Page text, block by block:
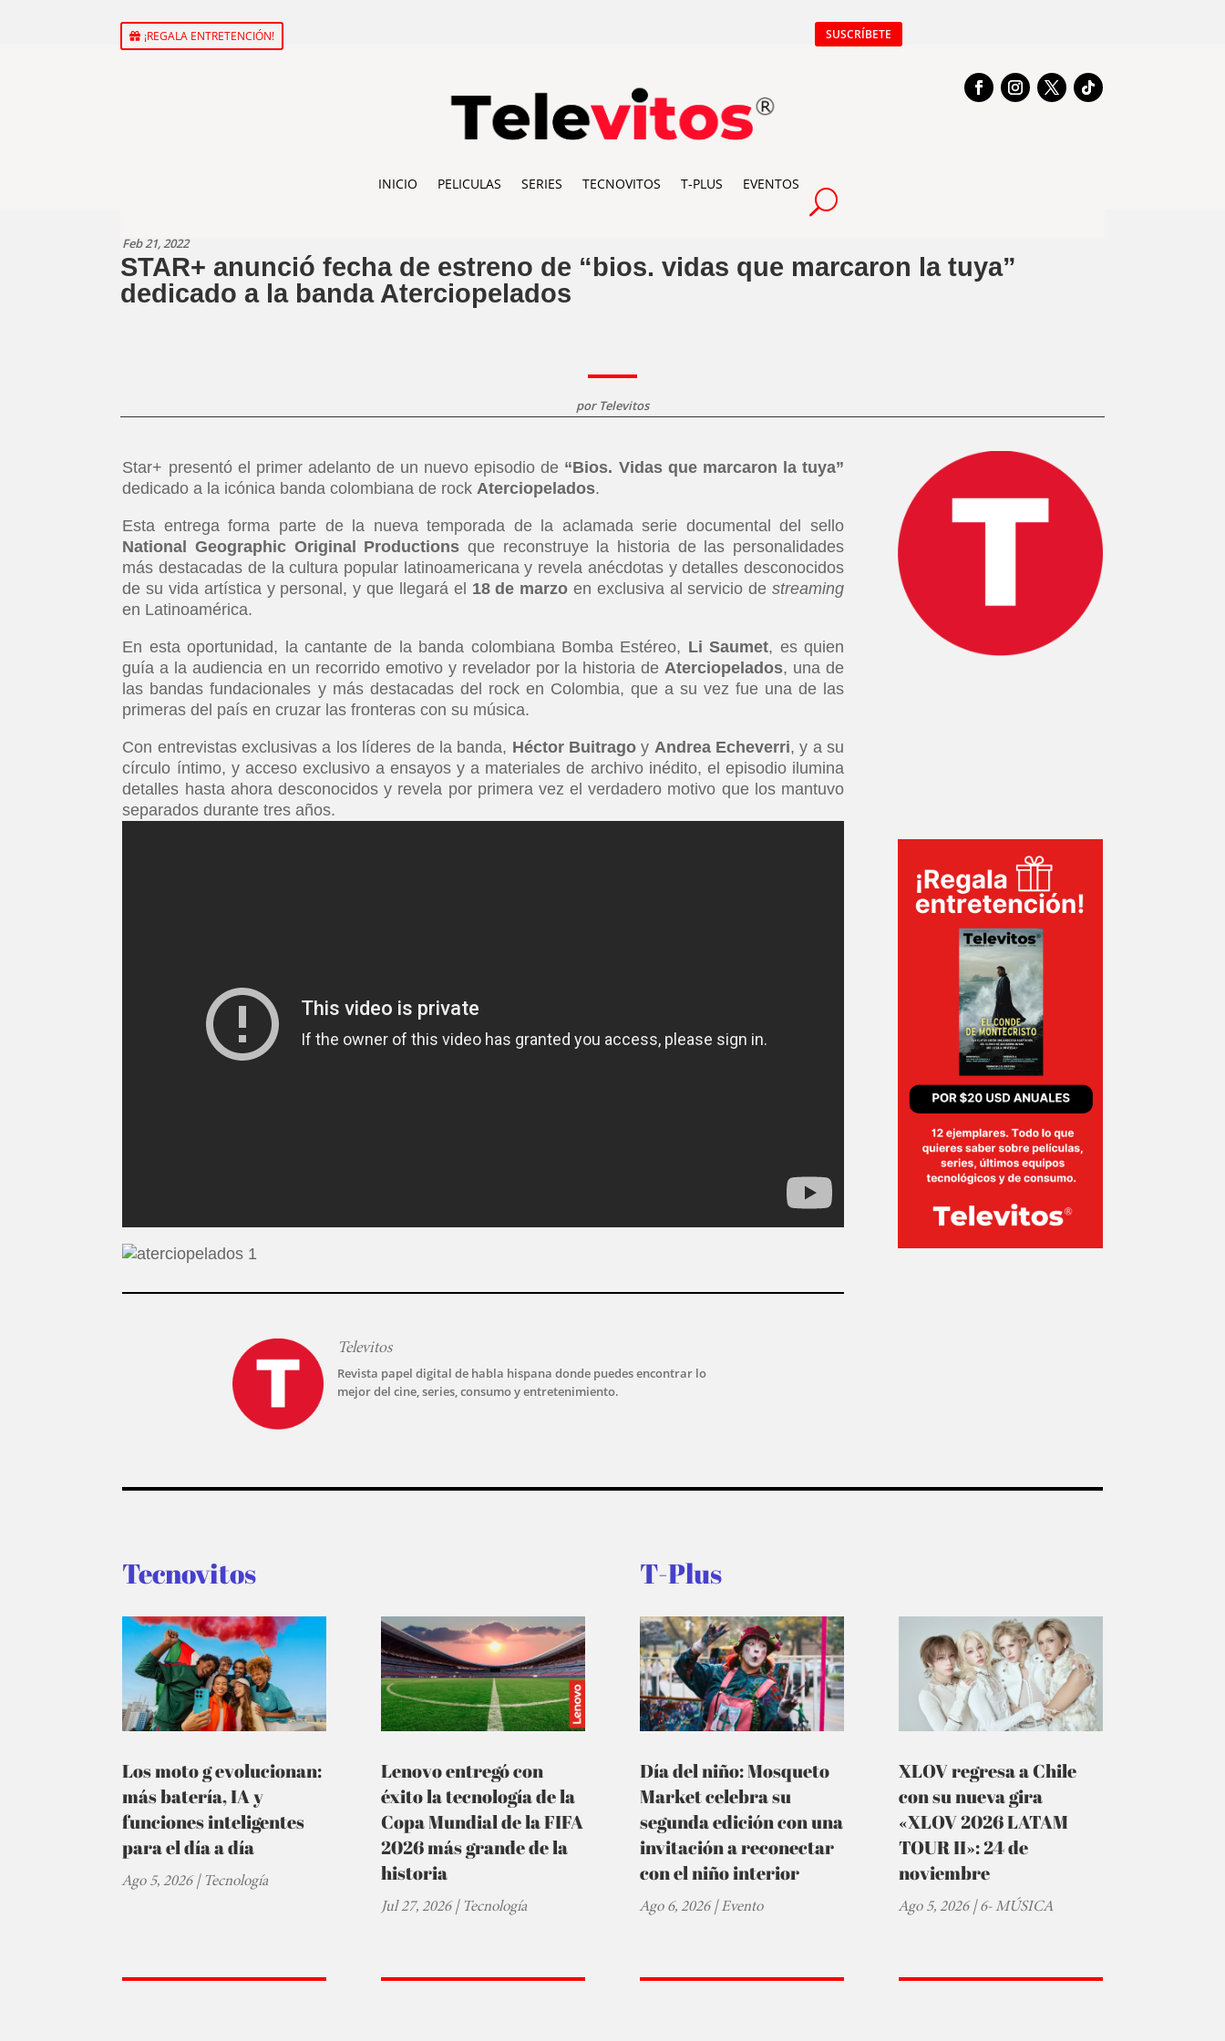
¡REGALA ENTRETENCIÓN! SUSCRÍBETE
INICIO PELICULAS SERIES TECNOVITOS T-PLUS EVENTOS
Feb 21, 2022
STAR+ anunció fecha de estreno de “bios. vidas que marcaron la tuya”
dedicado a la banda Aterciopelados
por Televitos
Star+ presentó el primer adelanto de un nuevo episodio de “Bios. Vidas que marcaron la tuya”
dedicado a la icónica banda colombiana de rockAterciopelados.
Esta entrega forma parte de la nueva temporada de la aclamada serie documental del sello
National Geographic Original Productionsque reconstruye la historia de las personalidades
más destacadas de la cultura popular latinoamericana y revela anécdotas y detalles desconocidos
de su vida artística y personal, y que llegará el 18 de marzo en exclusiva al servicio destreaming
en Latinoamérica.
En esta oportunidad, la cantante de la banda colombiana Bomba Estéreo, Li Saumet, es quien
guía a la audiencia en un recorrido emotivo y revelador por la historia deAterciopelados, una de
las bandas fundacionales y más destacadas del rock en Colombia, que a su vez fue una de las
primeras del país en cruzar las fronteras con su música.
Con entrevistas exclusivas a los líderes de la banda, Héctor Buitragoy Andrea Echeverri, y a su
círculo íntimo, y acceso exclusivo a ensayos y a materiales de archivo inédito, el episodio ilumina
detalles hasta ahora desconocidos y revela por primera vez el verdadero motivo que los mantuvo
separados durante tres años.
Televitos
Revista papel digital de habla hispana donde puedes encontrar lo
mejor del cine, series, consumo y entretenimiento.
Tecnovitos
Los moto g evolucionan:
más batería, IA y
funciones inteligentes
para el día a día
Ago 5, 2026|Tecnología
Lenovo entregó con
éxito la tecnología de la
Copa Mundial de la FIFA
2026 más grande de la
historia
Jul 27, 2026|Tecnología
T-Plus
Día del niño: Mosqueto
Market celebra su
segunda edición con una
invitación a reconectar
con el niño interior
Ago 6, 2026|Evento
XLOV regresa a Chile
con su nueva gira
«XLOV 2026 LATAM
TOUR II»: 24 de
noviembre
Ago 5, 2026|6- MÚSICA